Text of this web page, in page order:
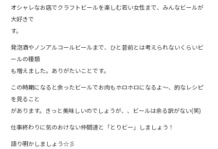
オシャレなお店でクラフトビールを楽しむ若い女性まで、みんなビールが
大好きで
す。
発泡酒やノンアルコールビールまで、ひと昔前とは考えられないくらいビ
ールの種類
も増えました。ありがたいことです。
この時期になると余ったビールでお肉もホロホロになるよ〜、的なレシピ
を見ること
があります。きっと美味しいのでしょうが、、ビールは余る訳がない(笑)
仕事終わりに気のおけない仲間達と「とりビー」しましょう！
語り明かしましょう☆彡